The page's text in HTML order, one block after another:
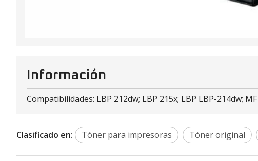
Información
Compatibilidades: LBP 212dw; LBP 215x; LBP LBP-214dw;
Clasificado en: Tóner para impresoras Tóner original